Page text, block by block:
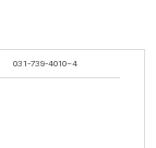
031-739-4010~4